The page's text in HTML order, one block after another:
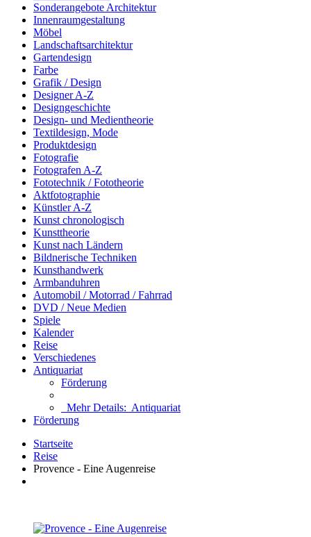
Sonderangebote Architektur
Innenraumgestaltung
Möbel
Landschaftsarchitektur
Gartendesign
Farbe
Grafik / Design
Designer A-Z
Designgeschichte
Design- und Medientheorie
Textildesign, Mode
Produktdesign
Fotografie
Fotografen A-Z
Fototechnik / Fototheorie
Aktfotographie
Künstler A-Z
Kunst chronologisch
Kunsttheorie
Kunst nach Ländern
Bildnerische Techniken
Kunsthandwerk
Armbanduhren
Automobil / Motorrad / Fahrrad
DVD / Neue Medien
Spiele
Kalender
Reise
Verschiedenes
Antiquariat
Förderung
Mehr Details: Antiquariat
Förderung
Startseite
Reise
Provence - Eine Augenreise